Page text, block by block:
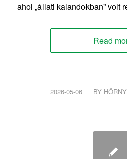
ahol „állati kalandokban” volt
Read
2026-05-06
/ BY